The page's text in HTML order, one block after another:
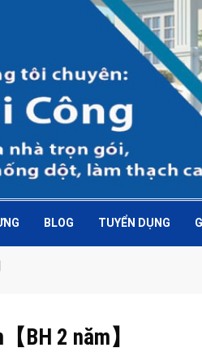
BLOG TUYỂN DỤNG
BH 2 năm】